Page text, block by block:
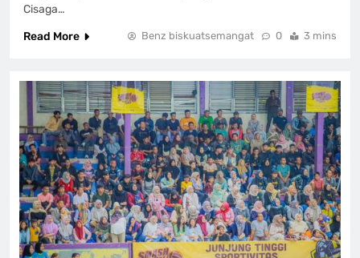
Cisaga…
Read More
Benz biskuatsemangat 0 3 mins